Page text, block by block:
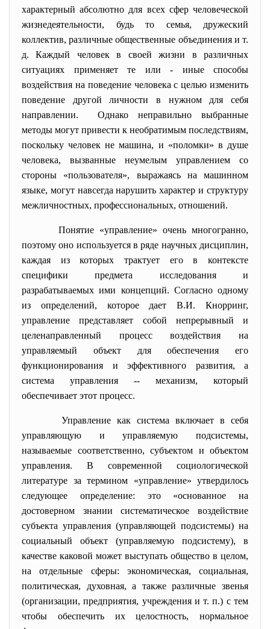
характерный абсолютно для всех сфер человеческой
жизнедеятельности, будь то семья, дружеский
коллектив, различные общественные объединения и т.
д. Каждый человек в своейжизни в различных
ситуациях применяет те
или - иные способы
воздействия на поведение человекасцелью изменить
поведение другой личности в нужном для себя
направлении. Однако неправильно выбранные
методы могут привести к необратимым последствиям,
поскольку человек не машина, и «поломки» в душе
человека, вызванные неумелым управлением со
стороны «пользователя», выражаясь на машинном
языке, могут навсегда нарушить характер и структуру
межличностных, профессиональных, отношений.
Понятие «управление» очень многогранно,
поэтому оно используется в ряде научных дисциплин,
каждая из которых трактует его в контексте
специфики предмета исследования и
разрабатываемых ими концепций. Согласно одному
из определений, которое дает В.И. Кнорринг,
управление представляет собой непрерывный и
целенаправленный процесс воздействия на
управляемый объект для обеспечения его
функционирования и эффективного развития, а
система управления -- механизм, который
обеспечивает этот процесс.
Управление как система включает в себя
управляющую и управляемую подсистемы,
называемые соответственно, субъектом и объектом
управления. В современной социологической
литературе за термином «управление» утвердилось
следующее определение: это «основанное на
достоверном знании систематическое воздействие
субъекта управления (управляющей подсистемы) на
социальный объект (управляемую подсистему), в
качестве каковой может выступать общество в целом,
на отдельные сферы: экономическая, социальная,
политическая, духовная, а также различные звенья
(организации, предприятия, учреждения и т. п.) с тем
чтобы обеспечить их целостность, нормальное